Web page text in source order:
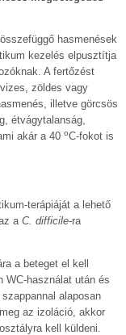
hasmenések
kezelés elpusztítja
A fertőzést
zöldes vagy
illetve görcsös
étvágytalanság,
akár a 40 oC-fokot is
terápiáját a lehető
a C. difficile-ra
a beteget el kell
WC-használat után és
alaposan
az izoláció, akkor
kell küldeni.